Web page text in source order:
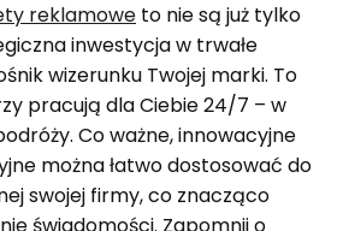
reklamowe to nie są już tylko
inwestycja w trwałe
wizerunku Twojej marki. To
pracują dla Ciebie 24/7 – w
Co ważne, innowacyjne
można łatwo dostosować do
swojej firmy, co znacząco